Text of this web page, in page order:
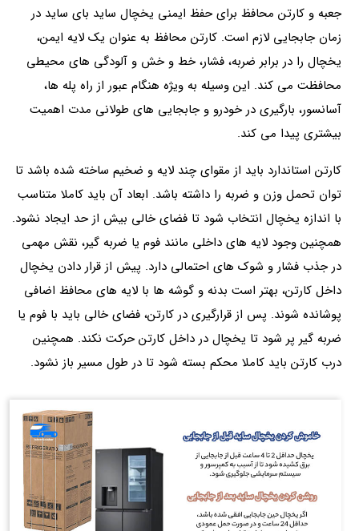
جعبه و کارتن محافظ برای حفظ ایمنی یخچال ساید بای ساید در
زمان جابجایی لازم است. کارتن محافظ به‌ عنوان یک لایه ایمن،
یخچال را در برابر ضربه، فشار، خط و خش و آلودگی های محیطی
محافظت می کند. این وسیله به ویژه هنگام عبور از راه پله‌ ها،
آسانسور، بارگیری در خودرو و جابجایی های طولانی‌ مدت اهمیت
بیشتری پیدا می کند.
کارتن استاندارد باید از مقوای چند لایه و ضخیم ساخته شده باشد تا
توان تحمل وزن و ضربه را داشته باشد. ابعاد آن باید کاملا متناسب
با اندازه یخچال انتخاب شود تا فضای خالی بیش از حد ایجاد نشود.
همچنین وجود لایه های داخلی مانند فوم یا ضربه گیر، نقش مهمی
در جذب فشار و شوک‌ های احتمالی دارد. پیش از قرار دادن یخچال
داخل کارتن، بهتر است بدنه و گوشه‌ ها با لایه‌ های محافظ اضافی
پوشانده شوند. پس از قرارگیری در کارتن، فضای خالی باید با فوم یا
ضربه گیر پر شود تا یخچال در داخل کارتن حرکت نکند. همچنین
درب کارتن باید کاملا محکم بسته شود تا در طول مسیر باز نشود.